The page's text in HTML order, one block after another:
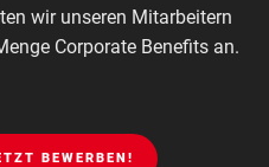
wir unseren Mitarbeitern
Corporate Benefits an.
BEWERBEN!